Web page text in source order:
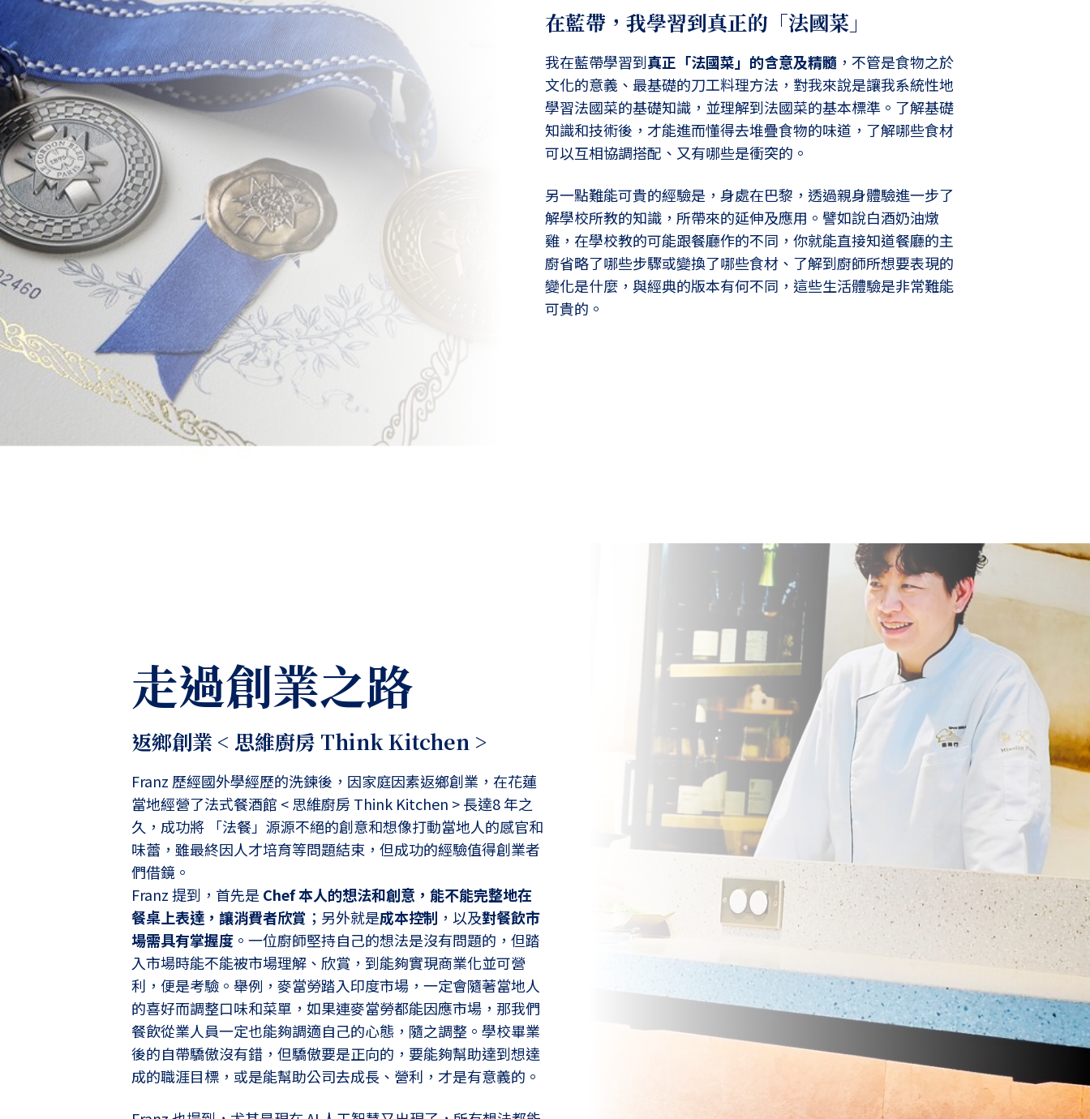
在藍帶，我學習到真正的「法國菜」
我在藍帶學習到真正「法國菜」的含意及精髓 ，不管是食物之於
文化的意義、最基礎的刀工料理方法，對我來說是讓我系統性地
學習法國菜的基礎知識，並理解到法國菜的基本標準。了解基礎
知識和技術後，才能進而懂得去堆疊食物的味道，了解哪些食材
可以互相協調搭配、又有哪些是衝突的。
另一點難能可貴的經驗是，身處在巴黎，透過親身體驗進一步了
解學校所教的知識，所帶來的延伸及應用。譬如說白酒奶油燉
雞，在學校教的可能跟餐廳作的不同，你就能直接知道餐廳的主
廚省略了哪些步驟或變換了哪些食材、了解到廚師所想要表現的
變化是什麼，與經典的版本有何不同，這些生活體驗是非常難能
可貴的。
走過創業之路
返鄉創業 < 思維廚房 Think Kitchen >
Franz 歷經國外學經歷的洗鍊後，因家庭因素返鄉創業，在花蓮
當地經營了法式餐酒館 < 思維廚房 Think Kitchen > 長達8 年之
久，成功將 「法餐」源源不絕的創意和想像打動當地人的感官和
味蕾，雖最終因人才培育等問題結束，但成功的經驗值得創業者
們借鏡。
Franz 提到，首先是 Chef 本人的想法和創意，能不能完整地在
餐桌上表達，讓消費者欣賞 ；另外就是成本控制 ，以及對餐飲市
場需具有掌握度。一位廚師堅持自己的想法是沒有問題的，但踏
入市場時能不能被市場理解、欣賞，到能夠實現商業化並可營
利，便是考驗。舉例，麥當勞踏入印度市場，一定會隨著當地人
的喜好而調整口味和菜單，如果連麥當勞都能因應市場，那我們
餐飲從業人員一定也能夠調適自己的心態，隨之調整。學校畢業
後的自帶驕傲沒有錯，但驕傲要是正向的，要能夠幫助達到想達
成的職涯目標，或是能幫助公司去成長、營利，才是有意義的。